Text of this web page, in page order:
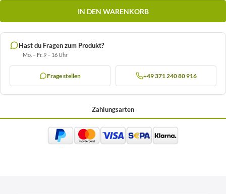
IN DEN WARENKORB
Hast du Fragen zum Produkt?
Mo. – Fr. 9 – 16 Uhr
Frage stellen +49 371 240 80 916
Zahlungsarten